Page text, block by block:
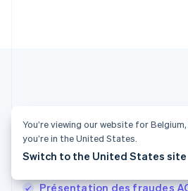
Tous les articles sur les
Présentation des fraudes
Espagne
Español English
English
You’re viewing our website for
you’re in the United States.
Switch to the United States site